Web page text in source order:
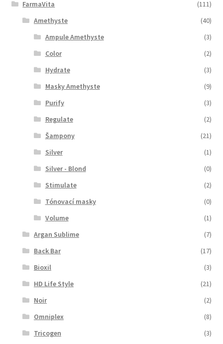
FarmaVita
(111)
Amethyste
(40)
Ampule Amethyste
(3)
Color
(2)
Hydrate
(3)
Masky Amethyste
(9)
Purify
(3)
Regulate
(2)
Šampony
(21)
Silver
(1)
Silver - Blond
(0)
Stimulate
(2)
Tónovací masky
(0)
Volume
(1)
Argan Sublime
(7)
Back Bar
(17)
Bioxil
(3)
HD Life Style
(21)
Noir
(2)
Omniplex
(8)
Tricogen
(3)